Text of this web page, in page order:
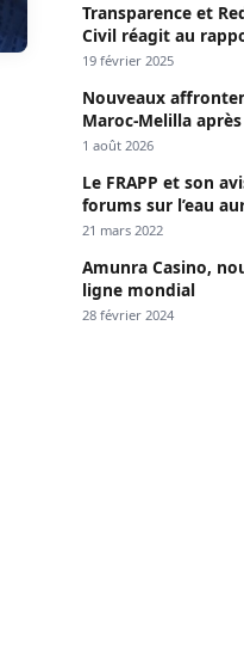
Transparence et
Civil réagit au
comptes
19 février 2025
Nouveaux
Maroc-Melilla
passage
1 août 2026
Le FRAPP et son
forums sur l’eau
Dakar »
21 mars 2022
Amunra Casino,
ligne mondial
28 février 2024